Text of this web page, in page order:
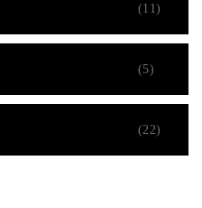
(11)
(5)
(22)